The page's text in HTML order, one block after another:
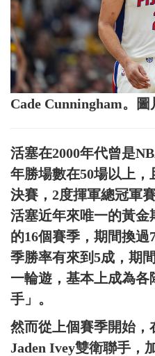
Cade Cunningham。
活塞在2000年代曾是
年勝場數在50場以上
決賽，2度揮軍總冠軍
活塞近年來唯一的黃金
的16個賽季，期間換
季勝率有來到5成，期
一輪遊，基本上成為
手」。
然而從上個賽季開始，
Jaden Ivey雙衛聯手，